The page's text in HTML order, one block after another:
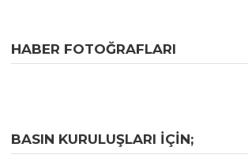
HABER FOTOĞRAFLARI
BASIN KURULUŞLARI IÇIN;